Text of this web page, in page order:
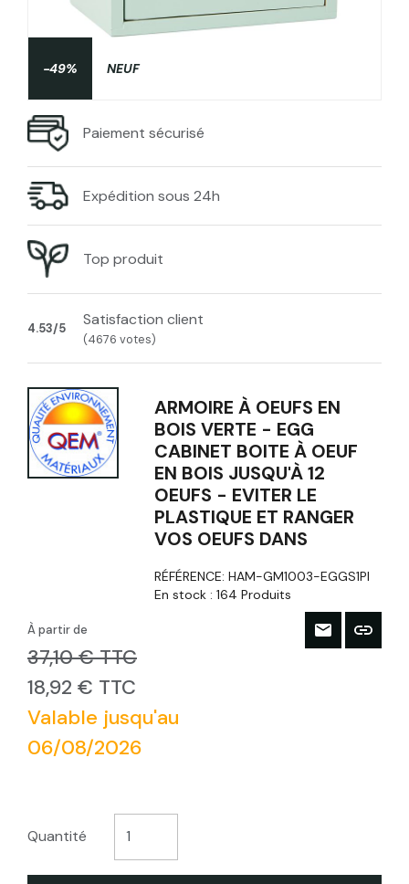
-49% NEUF
Paiement sécurisé
Expédition sous 24h
Top produit
4.53/5 Satisfaction client
(4676 votes)
ARMOIRE À OEUFS EN
BOIS VERTE - EGG
CABINET BOITE À OEUF
EN BOIS JUSQU'À 12
OEUFS - EVITER LE
PLASTIQUE ET RANGER
VOS OEUFS DANS
RÉFÉRENCE:HAM-GM1003-EGGS1PI
En stock :164 Produits
À partir de
37,10 € TTC
18,92 € TTC
Valable jusqu'au
06/08/2026
Quantité